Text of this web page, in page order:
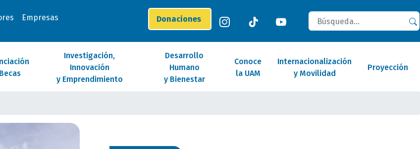
Empresas Donaciones
Buscar
Investigación,
Innovación
y Emprendimiento
Desarrollo
Humano
y Bienestar
Conoce
la UAM
Internacionalización
y Movilidad
Proyección